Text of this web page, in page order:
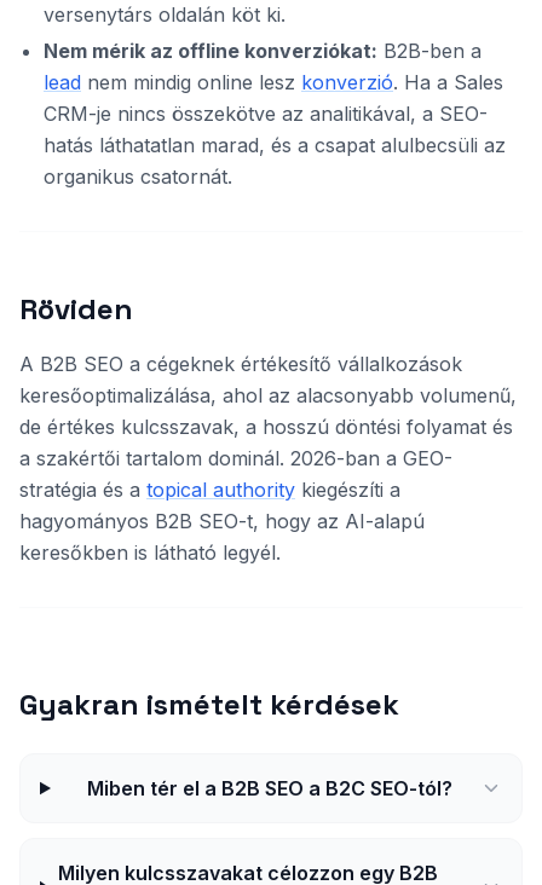
versenytárs oldalán köt ki.
Nem mérik az offline konverziókat: B2B-ben a
lead nem mindig online lesz konverzió. Ha a Sales
CRM-je nincs összekötve az analitikával, a SEO-
hatás láthatatlan marad, és a csapat alulbecsüli az
organikus csatornát.
Röviden
A B2B SEO a cégeknek értékesítő vállalkozások
keresőoptimalizálása, ahol az alacsonyabb volumenű,
de értékes kulcsszavak, a hosszú döntési folyamat és
a szakértői tartalom dominál. 2026-ban a GEO-
stratégia és a topical authority kiegészíti a
hagyományos B2B SEO-t, hogy az AI-alapú
keresőkben is látható legyél.
Gyakran ismételt kérdések
Miben tér el a B2B SEO a B2C SEO-tól?
Milyen kulcsszavakat célozzon egy B2B